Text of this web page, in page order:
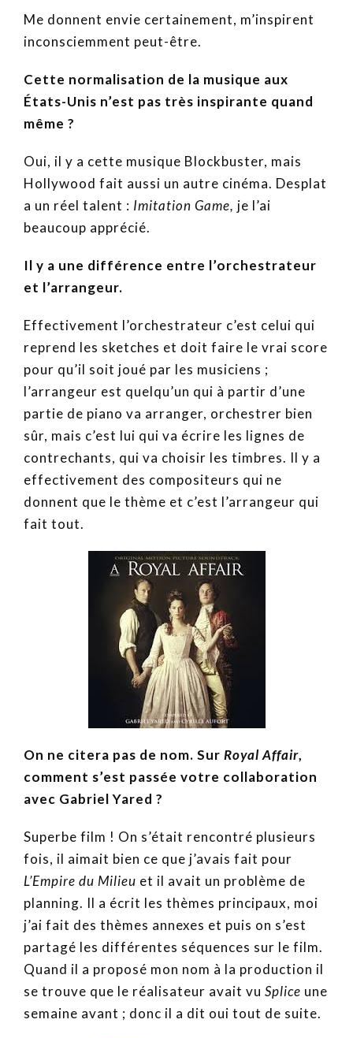
Me donnent envie certainement, m’inspirent
inconsciemment peut-être.
Cette normalisation de la musique aux
États-Unis n’est pas très inspirante quand
même ?
Oui, il y a cette musique Blockbuster, mais
Hollywood fait aussi un autre cinéma. Desplat
a un réel talent : Imitation Game, je l’ai
beaucoup apprécié.
Il y a une différence entre l’orchestrateur
et l’arrangeur.
Effectivement l’orchestrateur c’est celui qui
reprend les sketches et doit faire le vrai score
pour qu’il soit joué par les musiciens ;
l’arrangeur est quelqu’un qui à partir d’une
partie de piano va arranger, orchestrer bien
sûr, mais c’est lui qui va écrire les lignes de
contrechants, qui va choisir les timbres. Il y a
effectivement des compositeurs qui ne
donnent que le thème et c’est l’arrangeur qui
fait tout.
On ne citera pas de nom. Sur Royal Affair,
comment s’est passée votre collaboration
avec Gabriel Yared ?
Superbe film ! On s’était rencontré plusieurs
fois, il aimait bien ce que j’avais fait pour
L’Empire du Milieu et il avait un problème de
planning. Il a écrit les thèmes principaux, moi
j’ai fait des thèmes annexes et puis on s’est
partagé les différentes séquences sur le film.
Quand il a proposé mon nom à la production il
se trouve que le réalisateur avait vu Splice une
semaine avant ; donc il a dit oui tout de suite.